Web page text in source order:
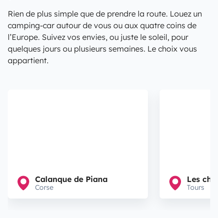
Rien de plus simple que de prendre la route. Louez un
camping-car autour de vous ou aux quatre coins de
l’Europe. Suivez vos envies, ou juste le soleil, pour
quelques jours ou plusieurs semaines. Le choix vous
appartient.
Calanque de Piana
Corse
Les
Tours